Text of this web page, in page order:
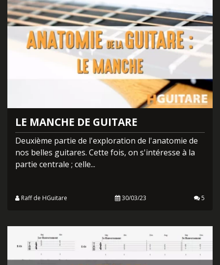
LE MANCHE DE GUITARE
Deuxième partie de l'exploration de l'anatomie de
nos belles guitares. Cette fois, on s'intéresse à la
partie centrale ; celle...
Raff de HGuitare 30/03/23 5